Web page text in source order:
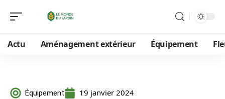
Actu Aménagement extérieur Équipement
Équipement 19 janvier 2024